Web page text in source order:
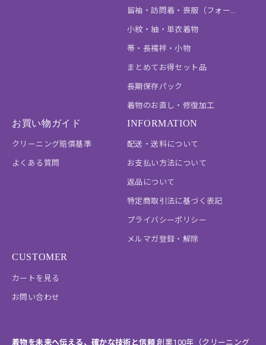
小紋・紬・単衣着物
帯・長襦袢・小物
まとめてお得セット品
長期保存パック
着物のお直し・修復加工
お買い物ガイド
クリーニング賠償基準
よくある質問
INFORMATION
配送・送料について
お支払い方法について
返品について
特定商取引法に基づく表記
プライバシーポリシー
メルマガ登録・解除
CUSTOMER
カートを見る
お問い合わせ
着物を未来へ伝える、確かな技術と信頼 創業100年（クリーニング